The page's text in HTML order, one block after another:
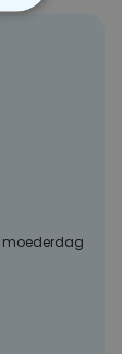
moederdag